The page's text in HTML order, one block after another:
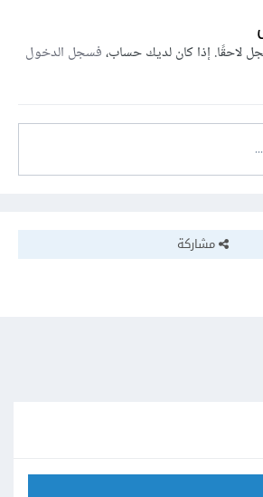
لاحقًا. إذا كان لديك حساب،فسجل الدخول
مشاركة